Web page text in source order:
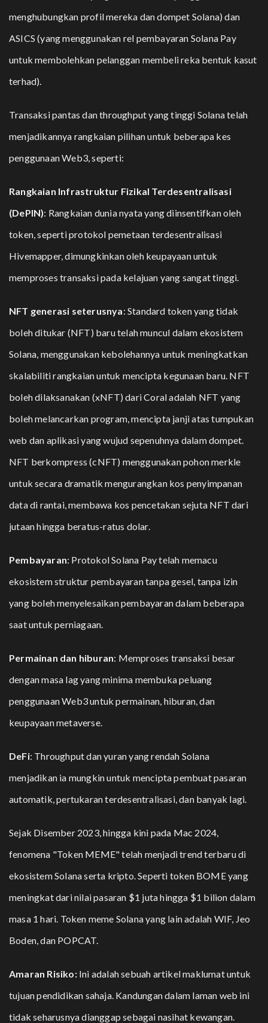
menghubungkan profil mereka dan dompet Solana) dan
ASICS (yang menggunakan rel pembayaran Solana Pay
untuk membolehkan pelanggan membeli reka bentuk kasut
terhad).
Transaksi pantas dan throughput yang tinggi Solana telah
menjadikannya rangkaian pilihan untuk beberapa kes
penggunaan Web3, seperti:
Rangkaian Infrastruktur Fizikal Terdesentralisasi
(DePIN): Rangkaian dunia nyata yang diinsentifkan oleh
token, seperti protokol pemetaan terdesentralisasi
Hivemapper, dimungkinkan oleh keupayaan untuk
memproses transaksi pada kelajuan yang sangat tinggi.
NFT generasi seterusnya: Standard token yang tidak
boleh ditukar (NFT) baru telah muncul dalam ekosistem
Solana, menggunakan kebolehannya untuk meningkatkan
skalabiliti rangkaian untuk mencipta kegunaan baru. NFT
boleh dilaksanakan (xNFT) dari Coral adalah NFT yang
boleh melancarkan program, mencipta janji atas tumpukan
web dan aplikasi yang wujud sepenuhnya dalam dompet.
NFT berkompress (cNFT) menggunakan pohon merkle
untuk secara dramatik mengurangkan kos penyimpanan
data di rantai, membawa kos pencetakan sejuta NFT dari
jutaan hingga beratus-ratus dolar.
Pembayaran: Protokol Solana Pay telah memacu
ekosistem struktur pembayaran tanpa gesel, tanpa izin
yang boleh menyelesaikan pembayaran dalam beberapa
saat untuk perniagaan.
Permainan dan hiburan: Memproses transaksi besar
dengan masa lag yang minima membuka peluang
penggunaan Web3 untuk permainan, hiburan, dan
keupayaan metaverse.
DeFi: Throughput dan yuran yang rendah Solana
menjadikan ia mungkin untuk mencipta pembuat pasaran
automatik, pertukaran terdesentralisasi, dan banyak lagi.
Sejak Disember 2023, hingga kini pada Mac 2024,
fenomena "Token MEME" telah menjadi trend terbaru di
ekosistem Solana serta kripto.Seperti token BOMEyang
meningkat dari nilai pasaran $1 juta hingga $1 bilion dalam
masa 1 hari. Token meme Solana yang lain adalah WIF, Jeo
Boden , dan POPCAT
Amaran Risiko: Ini adalah sebuah artikel maklumat untuk
tujuan pendidikan sahaja. Kandungan dalam laman web ini
tidak seharusnya dianggap sebagai nasihat kewangan.